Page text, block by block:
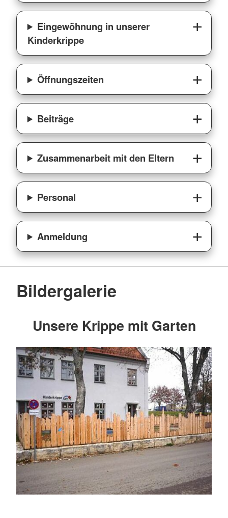
Eingewöhnung in unserer
Kinderkrippe
Öffnungszeiten
Beiträge
Zusammenarbeit mit den Eltern
Personal
Anmeldung
Bildergalerie
Unsere Krippe mit Garten